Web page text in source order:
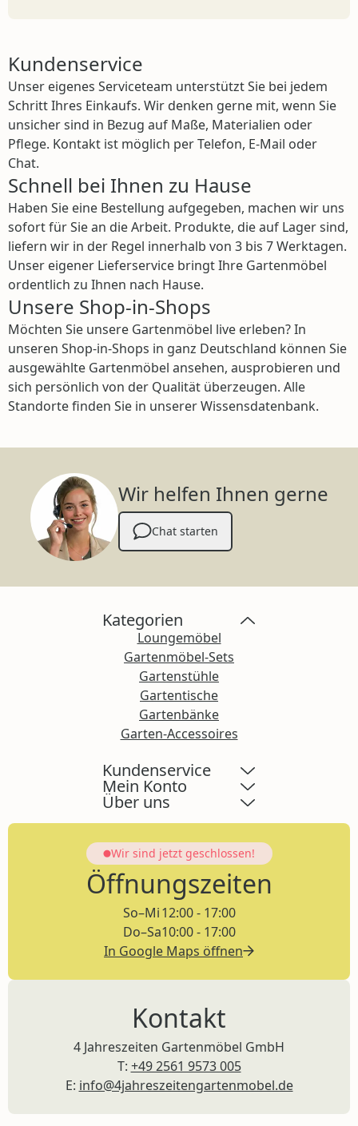
Kundenservice
Unser eigenes Serviceteam unterstützt Sie bei jedem
Schritt Ihres Einkaufs. Wir denken gerne mit, wenn Sie
unsicher sind in Bezug auf Maße, Materialien oder
Pflege. Kontakt ist möglich per Telefon, E-Mail oder
Chat.
Schnell bei Ihnen zu Hause
Haben Sie eine Bestellung aufgegeben, machen wir uns
sofort für Sie an die Arbeit. Produkte, die auf Lager sind,
liefern wir in der Regel innerhalb von 3 bis 7 Werktagen.
Unser eigener Lieferservice bringt Ihre Gartenmöbel
ordentlich zu Ihnen nach Hause.
Unsere Shop-in-Shops
Möchten Sie unsere Gartenmöbel live erleben? In
unseren Shop-in-Shops in ganz Deutschland können Sie
ausgewählte Gartenmöbel ansehen, ausprobieren und
sich persönlich von der Qualität überzeugen. Alle
Standorte finden Sie in unserer Wissensdatenbank.
Wir helfen Ihnen gerne
Chat starten
Kategorien
Loungemöbel
Gartenmöbel-Sets
Gartenstühle
Gartentische
Gartenbänke
Garten-Accessoires
Kundenservice
Mein Konto
Über uns
Wir sind jetzt geschlossen!
Öffnungszeiten
So–Mi
Do–Sa
12:00 - 17:00
10:00 - 17:00
In Google Maps öffnen
Kontakt
4 Jahreszeiten Gartenmöbel GmbH
T: +49 2561 9573 005
E: info@4jahreszeitengartenmobel.de